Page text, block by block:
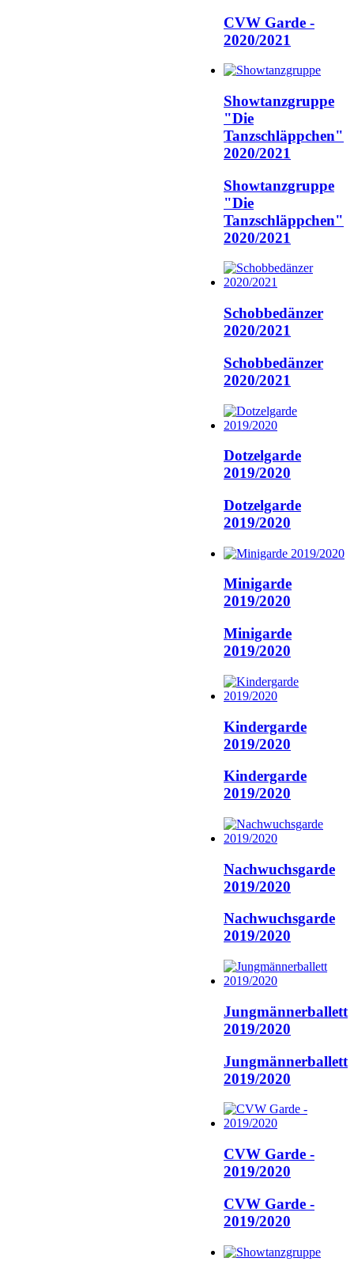
CVW Garde -
2020/2021
Showtanzgruppe
"Die
Tanzschläppchen"
2020/2021
Showtanzgruppe
"Die
Tanzschläppchen"
2020/2021
Schobbedänzer
2020/2021
Schobbedänzer
2020/2021
Dotzelgarde
2019/2020
Dotzelgarde
2019/2020
Minigarde
2019/2020
Minigarde
2019/2020
Kindergarde
2019/2020
Kindergarde
2019/2020
Nachwuchsgarde
2019/2020
Nachwuchsgarde
2019/2020
Jungmännerballett
2019/2020
Jungmännerballett
2019/2020
CVW Garde -
2019/2020
CVW Garde -
2019/2020